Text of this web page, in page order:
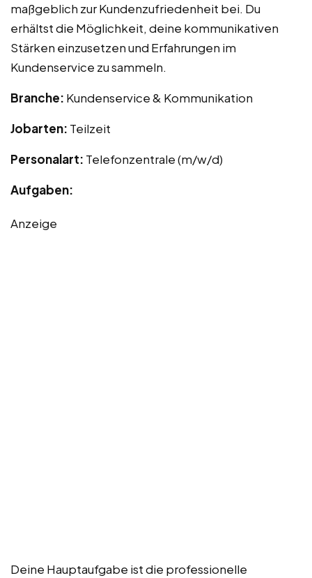
maßgeblich zur Kundenzufriedenheit bei. Du
erhältst die Möglichkeit, deine kommunikativen
Stärken einzusetzen und Erfahrungen im
Kundenservice zu sammeln.
Branche: Kundenservice & Kommunikation
Jobarten: Teilzeit
Personalart: Telefonzentrale (m/w/d)
Aufgaben:
Anzeige
Deine Hauptaufgabe ist die professionelle